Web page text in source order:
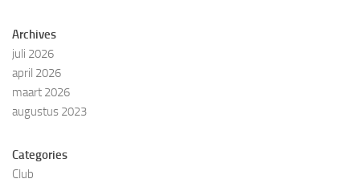
Archives
juli 2026
april 2026
maart 2026
augustus 2023
Categories
Club